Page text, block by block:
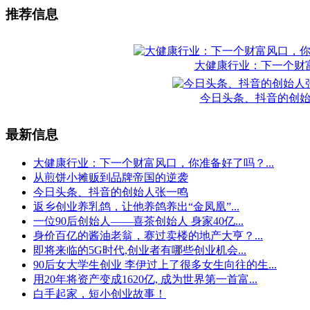
推荐信息
大健康行业：下一个财
今日头条、抖音的创始
最新信息
大健康行业：下一个财富风口，你准备好了吗？...
从煎饼小摊贩到品牌帝国的逆袭
今日头条、抖音的创始人张一鸣
返乡创业养乳鸽，让他养鸽养出“金凤凰”...
一位90后创始人——喜茶创始人 身家40亿...
身价百亿的酱油老翁，赛过卖楼的地产大亨？...
即将来临的5G时代,创业者有哪些创业机会...
90后女大学生创业 李伊过上了很多女生向往的生...
用20年将资产变成1620亿, 成为世界第一首富...
白手起家，短小创业故事！